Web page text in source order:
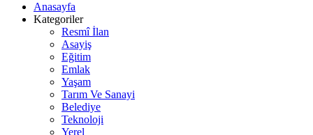
Anasayfa
Kategoriler
Resmî İlan
Asayiş
Eğitim
Emlak
Yaşam
Tarım Ve Sanayi
Belediye
Teknoloji
Yerel